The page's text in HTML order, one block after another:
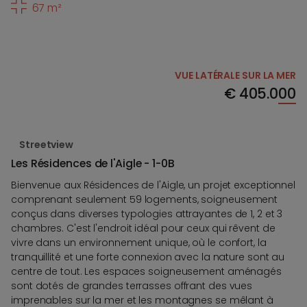
67 m²
VUE LATÉRALE SUR LA MER
€405.000
Streetview
Les Résidences de l'Aigle - 1-0B
Bienvenue aux Résidences de l'Aigle, un projet exceptionnel
comprenant seulement 59 logements, soigneusement
conçus dans diverses typologies attrayantes de 1, 2 et 3
chambres. C'est l'endroit idéal pour ceux qui rêvent de
vivre dans un environnement unique, où le confort, la
tranquillité et une forte connexion avec la nature sont au
centre de tout. Les espaces soigneusement aménagés
sont dotés de grandes terrasses offrant des vues
imprenables sur la mer et les montagnes se mêlant à